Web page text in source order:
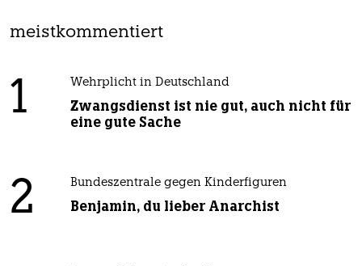
meistkommentiert
1 Wehrplicht in Deutschland
Zwangsdienst ist nie gut, auch nicht für
eine gute Sache
2 Bundeszentrale gegen Kinderfiguren
Benjamin, du lieber Anarchist